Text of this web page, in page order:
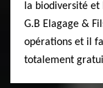
la biodiversité et
G.B Elagage &
opérations et il
totalement